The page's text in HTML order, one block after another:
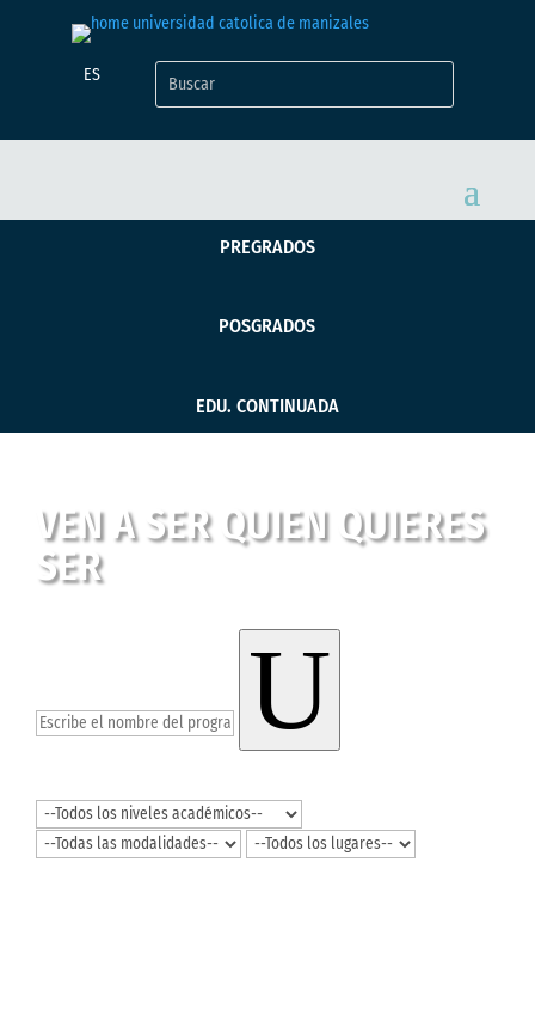
ES
PREGRADOS
POSGRADOS
EDU. CONTINUADA
VEN A SER QUIEN QUIERES
SER
U